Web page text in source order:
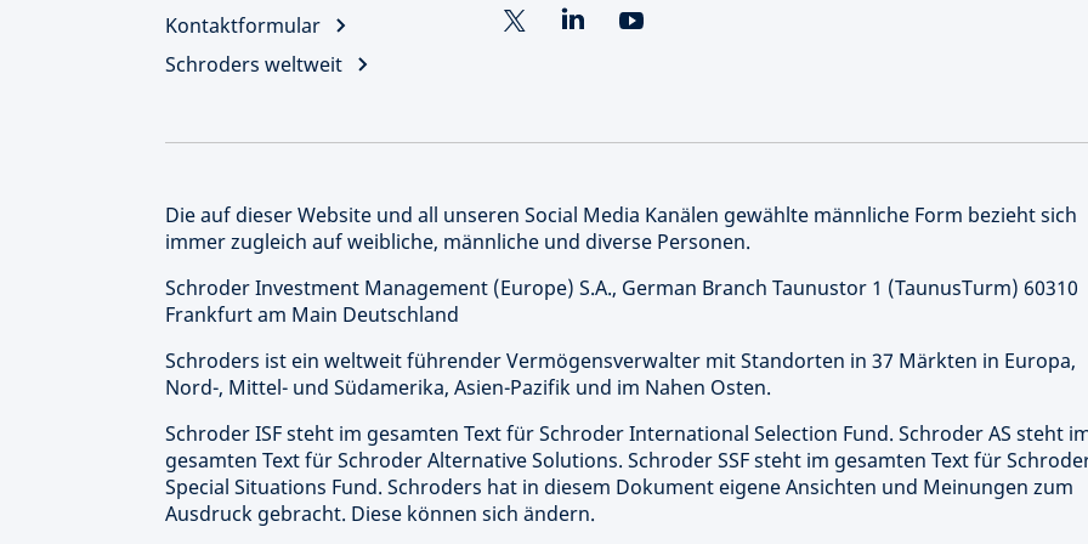
Kontaktformular
Schroders weltweit
Die auf dieser Website und all unseren Social Media Kanälen gewählte männliche Form bezieht sich
immer zugleich auf weibliche, männliche und diverse Personen.
Schroder Investment Management (Europe) S.A., German Branch Taunustor 1 (TaunusTurm) 60310
Frankfurt am Main Deutschland
Schroders ist ein weltweit führender Vermögensverwalter mit Standorten in 37 Märkten in Europa,
Nord-, Mittel- und Südamerika, Asien-Pazifik und im Nahen Osten.
Schroder ISF steht im gesamten Text für Schroder International Selection Fund. Schroder AS steht
gesamten Text für Schroder Alternative Solutions. Schroder SSF steht im gesamten Text für
Special Situations Fund. Schroders hat in diesem Dokument eigene Ansichten und Meinungen zum
Ausdruck gebracht. Diese können sich ändern.